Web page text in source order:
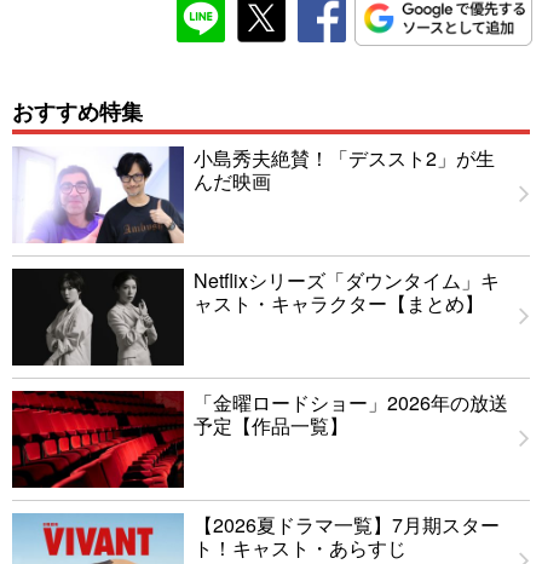
おすすめ特集
小島秀夫絶賛！「デススト2」が生
んだ映画
Netflixシリーズ「ダウンタイム」キ
ャスト・キャラクター【まとめ】
「金曜ロードショー」2026年の放送
予定【作品一覧】
【2026夏ドラマ一覧】7月期スター
ト！キャスト・あらすじ